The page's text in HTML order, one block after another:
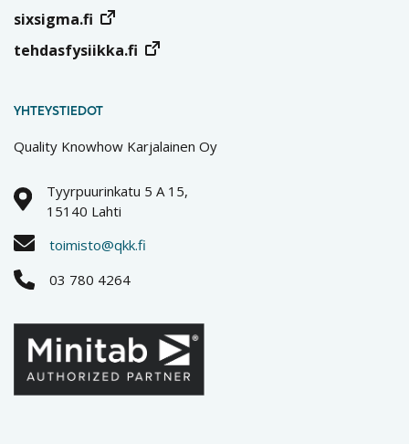
sixsigma.fi
tehdasfysiikka.fi
YHTEYSTIEDOT
Quality Knowhow Karjalainen Oy
Tyyrpuurinkatu 5 A 15,
15140 Lahti
toimisto@qkk.fi
03 780 4264